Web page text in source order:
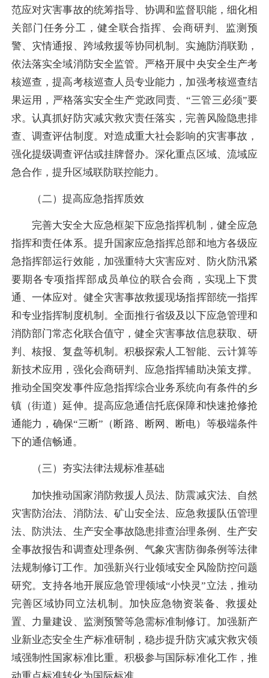
范应对灾害事故的统筹指导、协调和监督职能，细化相
关部门任务分工，健全联合指挥、会商研判、监测预
警、灾情通报、跨域救援等协同机制。实施防消联勤，
依法落实全域消防安全监管。严格开展中央安全生产考
核巡查，提高考核巡查人员专业能力，加强考核巡查结
果运用，严格落实安全生产党政同责、“三管三必须”要
求。认真抓好防灾减灾救灾责任落实，完善风险隐患排
查、调查评估制度。对造成重大社会影响的灾害事故，
强化提级调查评估或挂牌督办。深化重点区域、流域应
急合作，提升区域联防联控能力。
（二）提高应急指挥质效
完善大安全大应急框架下应急指挥机制，健全应急
指挥和责任体系。提升国家应急指挥总部和地方各级应
急指挥部运行效能，加强重特大灾害应对、防火防汛紧
要期各专项指挥部成员单位的联合会商，实现上下贯
通、一体应对。健全灾害事故救援现场指挥部统一指挥
和专业指挥制度机制。全面推行省级及以下应急管理和
消防部门常态化联合值守，健全灾害事故信息获取、研
判、核报、复盘等机制。积极探索人工智能、云计算等
新技术应用，强化会商研判、应急指挥辅助决策支撑。
推动全国突发事件应急指挥综合业务系统向有条件的乡
镇（街道）延伸。提高应急通信托底保障和快速抢修抢
通能力，确保“三断”（断路、断网、断电）等极端条件
下的通信畅通。
（三）夯实法律法规标准基础
加快推动国家消防救援人员法、防震减灾法、自然
灾害防治法、消防法、矿山安全法、应急救援队伍管理
法、防洪法、生产安全事故隐患排查治理条例、生产安
全事故报告和调查处理条例、气象灾害防御条例等法律
法规制修订工作。加强新兴行业领域安全风险防控问题
研究。支持各地开展应急管理领域“小快灵”立法，推动
完善区域协同立法机制。加快应急物资装备、救援处
置、力量建设、监测预警等急需标准制修订。加强新产
业新业态安全生产标准研制，稳步提升防灾减灾救灾领
域强制性国家标准比重。积极参与国际标准化工作，推